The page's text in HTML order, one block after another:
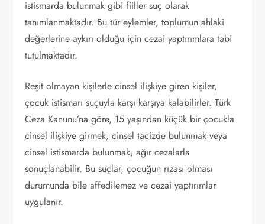
istismarda bulunmak gibi fiiller suç olarak
tanımlanmaktadır. Bu tür eylemler, toplumun ahlaki
değerlerine aykırı olduğu için cezai yaptırımlara tabi
tutulmaktadır.
Reşit olmayan kişilerle cinsel ilişkiye giren kişiler,
çocuk istismarı suçuyla karşı karşıya kalabilirler. Türk
Ceza Kanunu’na göre, 15 yaşından küçük bir çocukla
cinsel ilişkiye girmek, cinsel tacizde bulunmak veya
cinsel istismarda bulunmak, ağır cezalarla
sonuçlanabilir. Bu suçlar, çocuğun rızası olması
durumunda bile affedilemez ve cezai yaptırımlar
uygulanır.